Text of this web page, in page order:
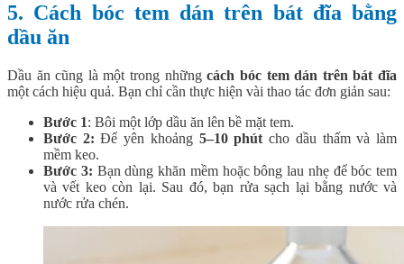
5. Cách bóc tem dán trên bát đĩa bằng
dầu ăn
Dầu ăn cũng là một trong nhữngcách bóc tem dán trên bát đĩa
một cách hiệu quả. Bạn chỉ cần thực hiện vài thao tác đơn giản sau:
Bước 1: Bôi một lớp dầu ăn lên bề mặt tem.
Bước 2:Để yên khoảng5–10 phút cho dầu thấm và làm
mềm keo.
Bước 3: Bạn dùng khăn mềm hoặc bông lau nhẹ để bóc tem
và vết keo còn lại. Sau đó, bạn rửa sạch lại bằng nước và
nước rửa chén.